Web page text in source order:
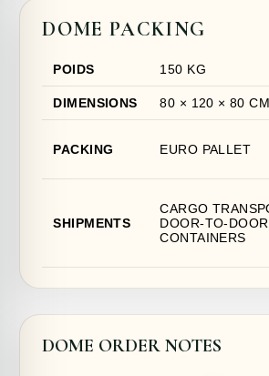
DOME PACKING
POIDS 150 KG
DIMENSIONS 80 × 120 × 80 CM
PACKING EURO PALLET
SHIPMENTS
CARGO
DOOR-TO-
CONTAINERS
DOME ORDER NOTES